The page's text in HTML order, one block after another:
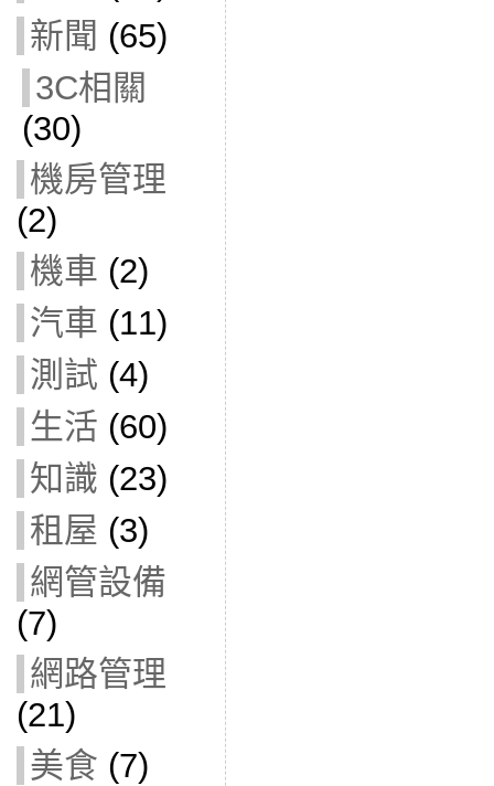
新聞 (65)
3C相關
(30)
機房管理
(2)
機車 (2)
汽車 (11)
測試 (4)
生活 (60)
知識 (23)
租屋 (3)
網管設備
(7)
網路管理
(21)
美食 (7)